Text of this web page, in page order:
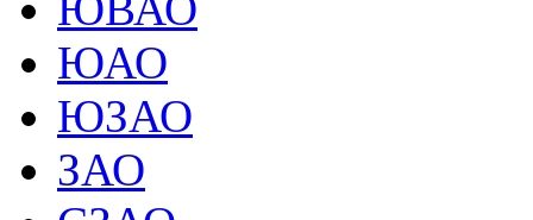
ЮАО
ЮЗАО
ЗАО